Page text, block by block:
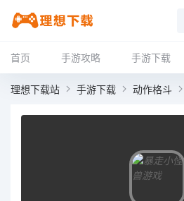
首页 手游攻略 手游下载
理想下载站 手游下载 动作格斗